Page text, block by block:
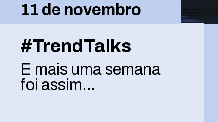
#TrendTalks
E mais uma semana
foi assim...
11 de novembro